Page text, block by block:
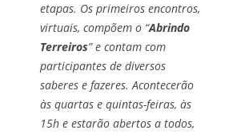
etapas. Os primeiros encontros,
virtuais, compõem o “Abrindo
Terreiros” e contam com
participantes de diversos
saberes e fazeres. Acontecerão
às quartas e quintas-feiras, às
15h e estarão abertos a todos,